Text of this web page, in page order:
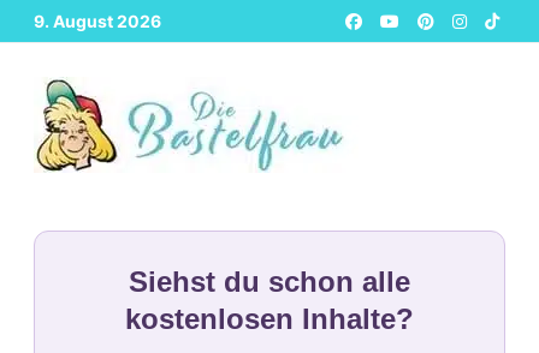
Zurück
zum
Inhalt
9. August 2026
Siehst du schon alle
kostenlosen Inhalte?